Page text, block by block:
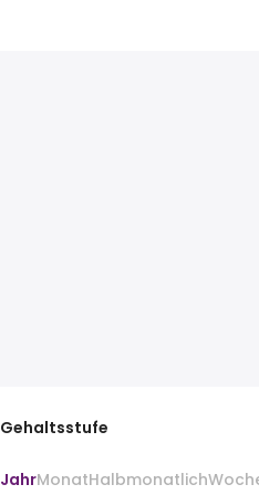
Gehaltsstufe
JahrMonatHalbmonatlich